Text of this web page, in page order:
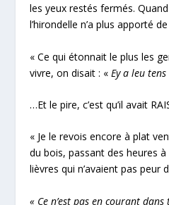
les yeux restés fermés.
l’hirondelle n’a plus apporté
« Ce qui étonnait le plus les
vivre, on disait : « Ey a leu tens
…Et le pire, c’est qu’il avait
« Je le revois encore à plat
du bois, passant des heures
lièvres qui n’avaient pas peur
« Ce n’est pas en courant